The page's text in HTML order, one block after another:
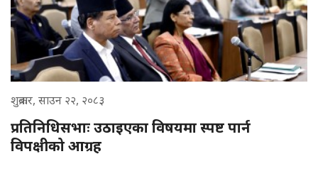
शुक्रबार, साउन २२, २०८३
प्रतिनिधिसभाः उठाइएका विषयमा स्पष्ट पार्न
विपक्षीको आग्रह